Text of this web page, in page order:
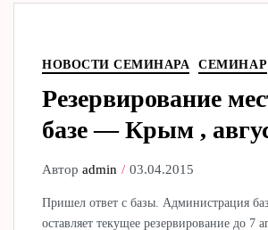
НОВОСТИ СЕМИНАРА СЕМИНАР
Резервирование
базе — Крым ,
Авторadmin 03.04.2015
Пришел ответ с базы. Администрация
оставляет текущее резервирование до 7